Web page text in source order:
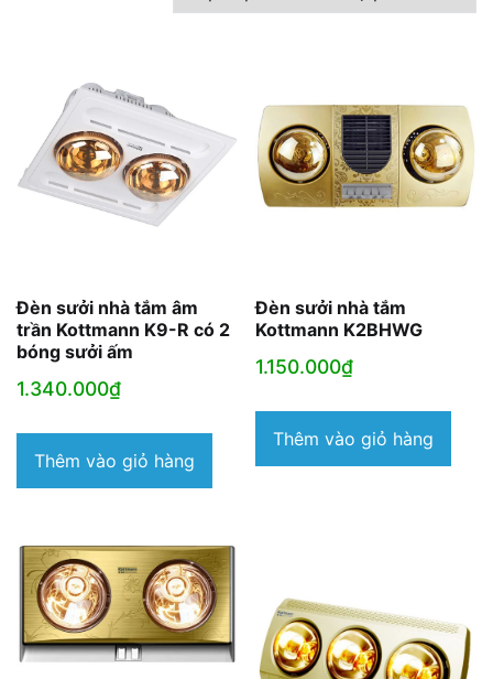
theo
biến
Đèn sưởi nhà tắm âm
trần Kottmann K9-R có 2
bóng sưởi ấm
1.340.000₫
Thêm vào giỏ hàng
Đèn sưởi nhà tắm
Kottmann K2BHWG
1.150.000₫
Thêm vào giỏ hàng